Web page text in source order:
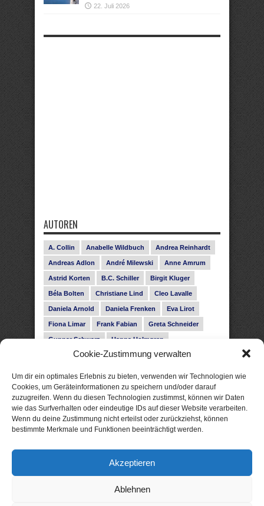
Cookie-Zustimmung verwalten
Um dir ein optimales Erlebnis zu bieten, verwenden wir Technologien wie
Cookies, um Geräteinformationen zu speichern und/oder darauf
zuzugreifen. Wenn du diesen Technologien zustimmst, können wir Daten
wie das Surfverhalten oder eindeutige IDs auf dieser Website verarbeiten.
Wenn du deine Zustimmung nicht erteilst oder zurückziehst, können
bestimmte Merkmale und Funktionen beeinträchtigt werden.
Akzeptieren
Ablehnen
22. Juli 2026
AUTOREN
A. Collin Anabelle Wildbuch Andrea Reinhardt
Andreas Adlon André Milewski Anne Amrum
Astrid Korten B.C. Schiller Birgit Kluger
Béla Bolten Christiane Lind Cleo Lavalle
Daniela Arnold Daniela Frenken Eva Lirot
Fiona Limar Frank Fabian Greta Schneider
Gunnar Schwarz Hanna Holmgren
Heike Fröhling Ina Glahe Ivo Pala J. Vellguth
Leonie Haubrich Lilly Labord Livia Pipes
Malin Blunk Marcus Hünnebeck Martin Krist
Melisa Schwermer Nele Bruun Nika Lubitsch
Noah Fitz Nora Amelie René Junge
Subina Giuletti